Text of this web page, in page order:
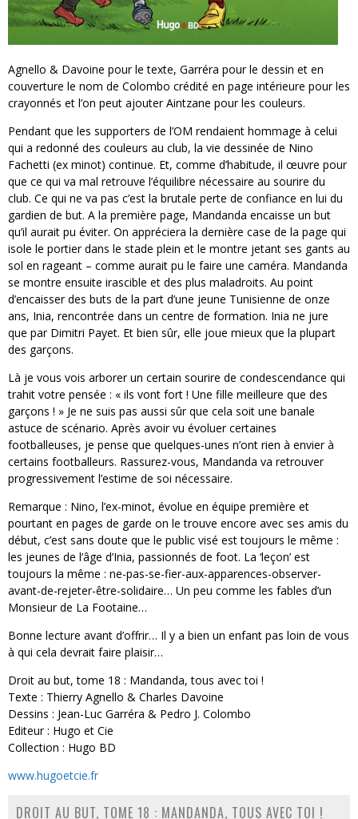
Agnello & Davoine pour le texte, Garréra pour le dessin et en
couverture le nom de Colombo crédité en page intérieure pour les
crayonnés et l’on peut ajouter Aintzane pour les couleurs.
Pendant que les supporters de l’OM rendaient hommage à celui
qui a redonné des couleurs au club, la vie dessinée de Nino
Fachetti (ex minot) continue. Et, comme d’habitude, il œuvre pour
que ce qui va mal retrouve l’équilibre nécessaire au sourire du
club. Ce qui ne va pas c’est la brutale perte de confiance en lui du
gardien de but. A la première page, Mandanda encaisse un but
qu’il aurait pu éviter. On appréciera la dernière case de la page qui
isole le portier dans le stade plein et le montre jetant ses gants au
sol en rageant – comme aurait pu le faire une caméra. Mandanda
se montre ensuite irascible et des plus maladroits. Au point
d’encaisser des buts de la part d’une jeune Tunisienne de onze
ans, Inia, rencontrée dans un centre de formation. Inia ne jure
que par Dimitri Payet. Et bien sûr, elle joue mieux que la plupart
des garçons.
Là je vous vois arborer un certain sourire de condescendance qui
trahit votre pensée : « ils vont fort ! Une fille meilleure que des
garçons ! » Je ne suis pas aussi sûr que cela soit une banale
astuce de scénario. Après avoir vu évoluer certaines
footballeuses, je pense que quelques-unes n’ont rien à envier à
certains footballeurs. Rassurez-vous, Mandanda va retrouver
progressivement l’estime de soi nécessaire.
Remarque : Nino, l’ex-minot, évolue en équipe première et
pourtant en pages de garde on le trouve encore avec ses amis du
début, c’est sans doute que le public visé est toujours le même :
les jeunes de l’âge d’Inia, passionnés de foot. La ‘leçon’ est
toujours la même : ne-pas-se-fier-aux-apparences-observer-
avant-de-rejeter-être-solidaire… Un peu comme les fables d’un
Monsieur de La Footaine…
Bonne lecture avant d’offrir… Il y a bien un enfant pas loin de vous
à qui cela devrait faire plaisir…
Droit au but, tome 18 : Mandanda, tous avec toi !
Texte : Thierry Agnello & Charles Davoine
Dessins : Jean-Luc Garréra & Pedro J. Colombo
Editeur : Hugo et Cie
Collection : Hugo BD
www.hugoetcie.fr
DROIT AU BUT, TOME 18 : MANDANDA, TOUS AVEC TOI !